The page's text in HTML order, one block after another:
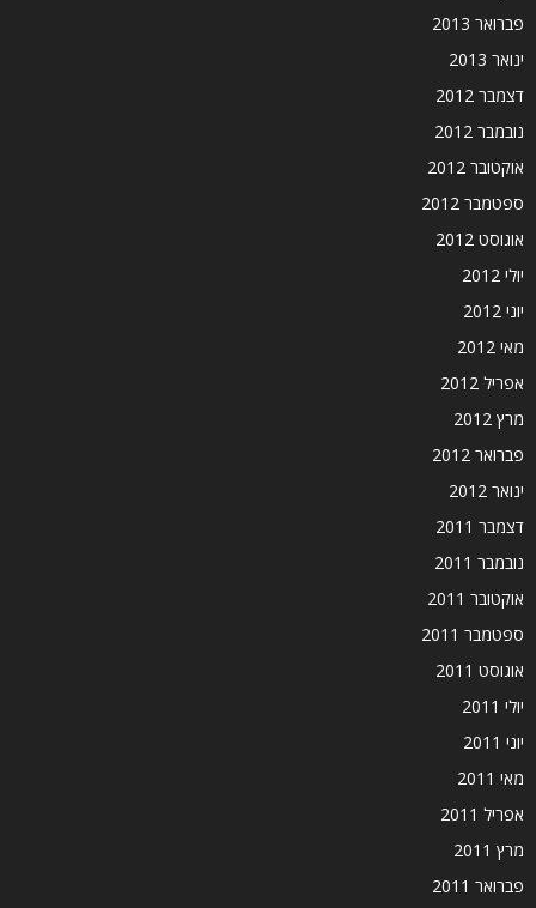
פברואר 2013
ינואר 2013
דצמבר 2012
נובמבר 2012
אוקטובר 2012
ספטמבר 2012
אוגוסט 2012
יולי 2012
יוני 2012
מאי 2012
אפריל 2012
מרץ 2012
פברואר 2012
ינואר 2012
דצמבר 2011
נובמבר 2011
אוקטובר 2011
ספטמבר 2011
אוגוסט 2011
יולי 2011
יוני 2011
מאי 2011
אפריל 2011
מרץ 2011
פברואר 2011